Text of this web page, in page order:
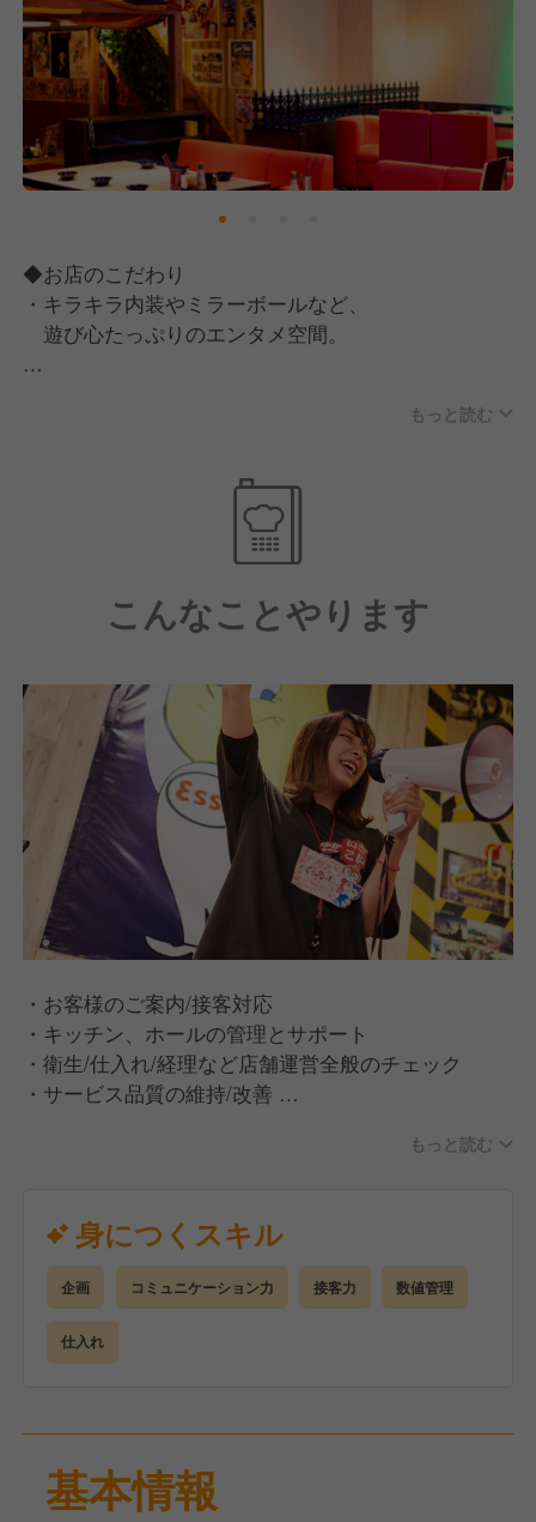
◆お店のこだわり
・キラキラ内装やミラーボールなど、
遊び心たっぷりのエンタメ空間。
・カウンターは常連さんと盛り上がる、
・地域で一番笑顔が溢れるお店を目指して、全員で元
気を届ける接客スタイル
・月最大9休／週休2日制／福利厚生充実
・飲食業界1位!働きがいのある会社 3年連続受賞
・健康経営優良法人 8年連続認定
もっと読む
こんなことやります
・お客様のご案内/接客対応
・キッチン、ホールの管理とサポート
・衛生/仕入れ/経理など店舗運営全般のチェック
・サービス品質の維持/改善
お店の“顔”として空間をプロデュースし、チームを導
くリーダー！
そして、お客様の心を動かすホスピタリティの担い手
です。
店長・料理長と連携し、「また来たい」と思えるお店
を育ててください◎
もっと読む
身につくスキル
企画 コミュニケーション力 接客力 数値管理
仕入れ
基本情報